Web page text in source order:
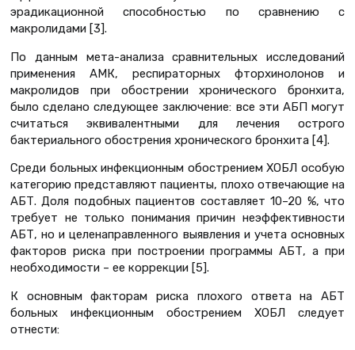
эрадикационной способностью по сравнению с
макролидами [3].
По данным мета-анализа сравнительных исследований
применения АМК, респираторных фторхинолонов и
макролидов при обострении хронического бронхита,
было сделано следующее заключение: все эти АБП могут
считаться эквивалентными для лечения острого
бактериального обострения хронического бронхита [4].
Среди больных инфекционным обострением ХОБЛ особую
категорию представляют пациенты, плохо отвечающие на
АБТ. Доля подобных пациентов составляет 10–20 %, что
требует не только понимания причин неэффективности
АБТ, но и целенаправленного выявления и учета основных
факторов риска при построении программы АБТ, а при
необходимости – ее коррекции [5].
К основным факторам риска плохого ответа на АБТ
больных инфекционным обострением ХОБЛ следует
отнести: